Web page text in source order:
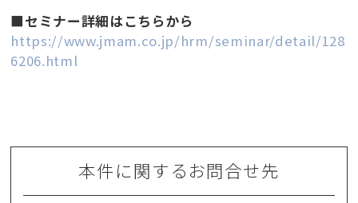
■セミナー詳細はこちらから
https://www.jmam.co.jp/hrm/seminar/detail/128
6206.html
本件に関するお問合せ先